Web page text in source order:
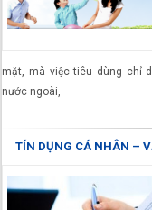
mặt, mà việc tiêu dùng chỉ
nước ngoài,
TÍN DỤNG CÁ NHÂN –